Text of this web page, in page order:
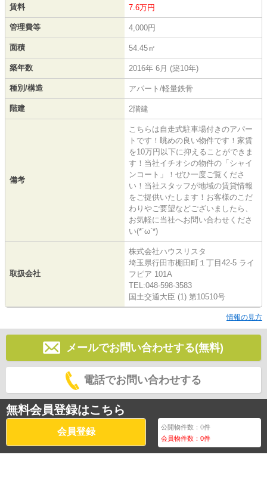
賃料 7.6万円
管理費等 4,000円
面積 54.45㎡
築年数 2016年 6月 (築10年)
種別/構造 アパート/軽量鉄骨
階建 2階建
備考
こちらは自走式駐車場付きのアパー
トです！眺めの良い物件です！家賃
を10万円以下に抑えることができま
す！当社イチオシの物件の「シャイ
ンコート」！ぜひ一度ご覧くださ
い！当社スタッフが地域の賃貸情報
をご提供いたします！お客様のこだ
わりやご要望などございましたら、
お気軽に当社へお問い合わせくださ
い(*´ω`*)
取扱会社
株式会社ハウスリスタ
埼玉県行田市棚田町１丁目42-5 ライ
フピア 101A
TEL:048-598-3583
国土交通大臣 (1) 第10510号
情報の見方
メールでお問い合わせする(無料)
電話でお問い合わせする
無料会員登録はこちら
会員登録 公開物件数：0件
会員物件数：0件